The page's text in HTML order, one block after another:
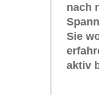
nach
Sie
aktiv